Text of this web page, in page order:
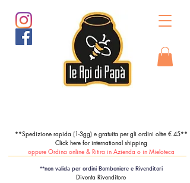
**Spedizione rapida (1-3gg) e gratuita per gli ordini oltre € 45**
Click here for international shipping
oppure Ordina online & Ritira in Azienda o in Mieloteca
**non valida per ordini Bomboniere e Rivenditori
Diventa Rivenditore